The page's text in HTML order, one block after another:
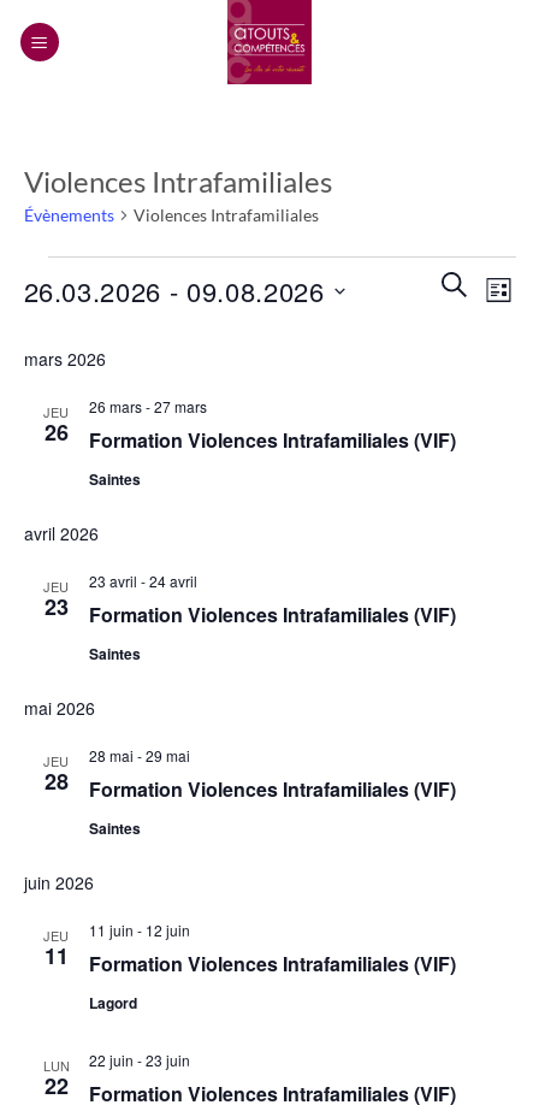
Violences Intrafamiliales
Évènements Violences Intrafamiliales
LISTE
26.03.2026 - 09.08.2026
une
mars 2026
JEU
26 Formation Violences Intrafamiliales (VIF)
26 mars-27 mars
Saintes
avril 2026
JEU
23 Formation Violences Intrafamiliales (VIF)
23 avril -24 avril
Saintes
mai 2026
JEU
28 Formation Violences Intrafamiliales (VIF)
28 mai -29 mai
Saintes
juin 2026
JEU
11 Formation Violences Intrafamiliales (VIF)
11 juin - 12 juin
Lagord
LUN
22 Formation Violences Intrafamiliales (VIF)
22 juin -23 juin